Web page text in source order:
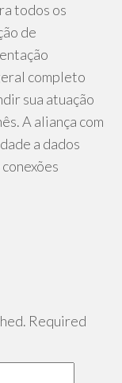
todos os
de
completo
sua atuação
A aliança com
a dados
Required